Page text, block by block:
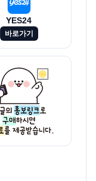
YES24
바로가기